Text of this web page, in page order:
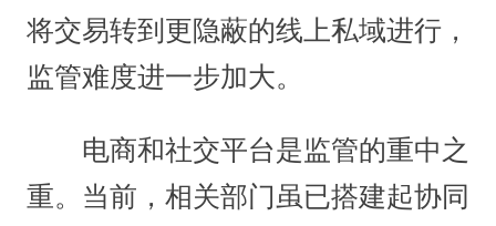
将交易转到更隐蔽的线上私域进行，
监管难度进一步加大。
电商和社交平台是监管的重中之
重。当前，相关部门虽已搭建起协同